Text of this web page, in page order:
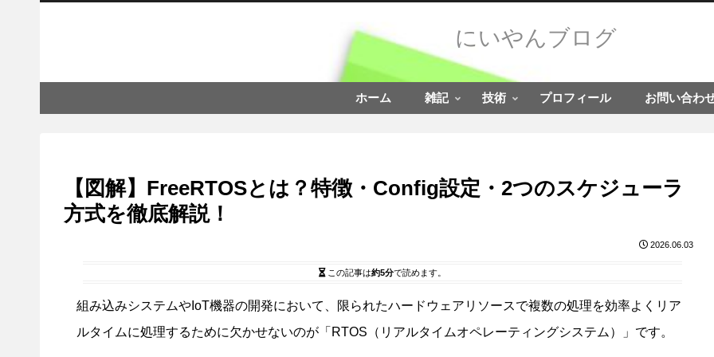
にいやんブログ
ホーム 雑記 技術 プロフィール お問い合わ
【図解】FreeRTOSとは？特徴・Config設定・2つのスケジューラ
方式を徹底解説！
2026.06.03
この記事は約5分で読めます。
組み込みシステムやIoT機器の開発において、限られたハードウェアリソースで複数の処理を効率よくリア
ルタイムに処理するために欠かせないのが「RTOS（リアルタイムオペレーティングシステム）」です。